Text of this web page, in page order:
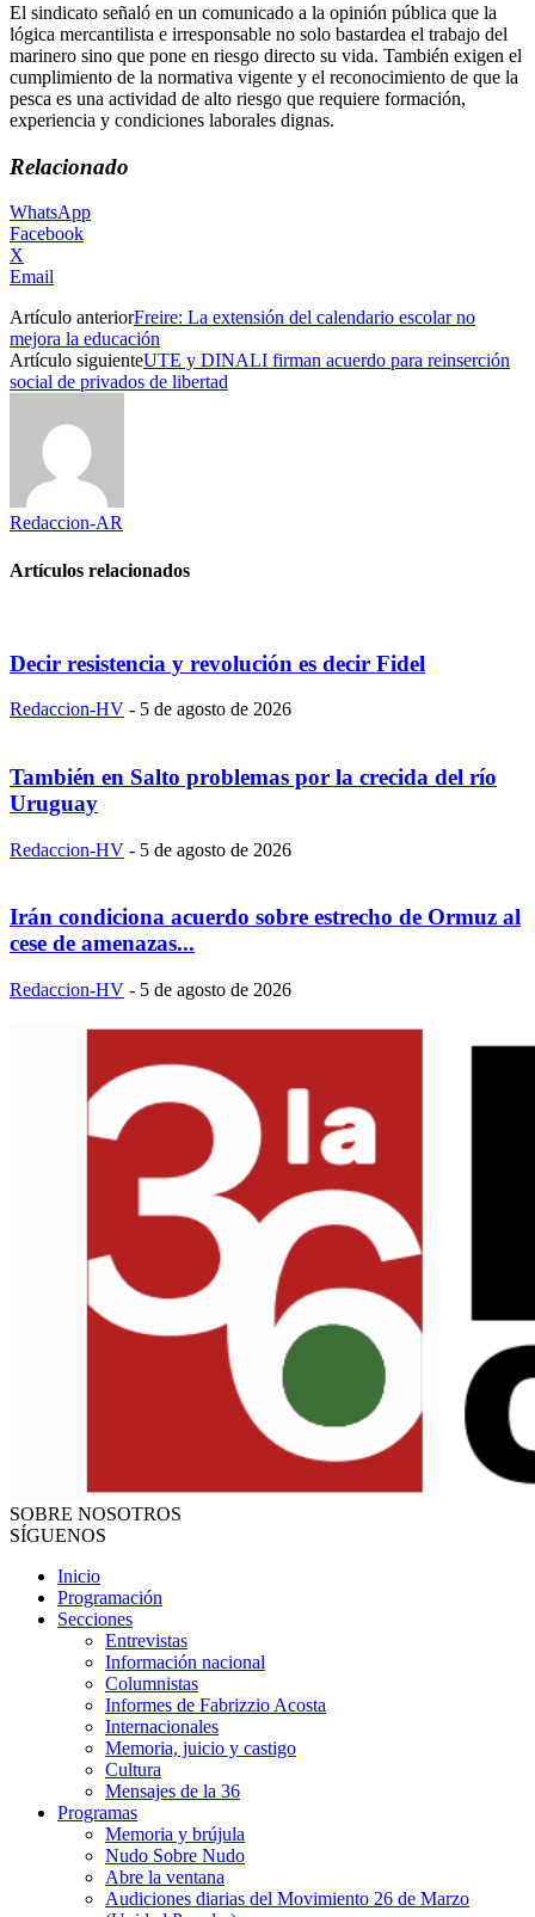
El sindicato señaló en un comunicado a la opinión pública que la
lógica mercantilista e irresponsable no solo bastardea el trabajo del
marinero sino que pone en riesgo directo su vida. También exigen el
cumplimiento de la normativa vigente y el reconocimiento de que la
pesca es una actividad de alto riesgo que requiere formación,
experiencia y condiciones laborales dignas.
Relacionado
WhatsApp
Facebook
X
Email
Artículo anteriorFreire: La extensión del calendario escolar no
mejora la educación
Artículo siguienteUTE y DINALI firman acuerdo para reinserción
social de privados de libertad
Redaccion-AR
Artículos relacionados
Decir resistencia y revolución es decir Fidel
Redaccion-HV - 5 de agosto de 2026
También en Salto problemas por la crecida del río
Uruguay
Redaccion-HV - 5 de agosto de 2026
Irán condiciona acuerdo sobre estrecho de Ormuz al
cese de amenazas...
Redaccion-HV - 5 de agosto de 2026
SOBRE NOSOTROS
SÍGUENOS
Inicio
Programación
Secciones
Entrevistas
Información nacional
Columnistas
Informes de Fabrizzio Acosta
Internacionales
Memoria, juicio y castigo
Cultura
Mensajes de la 36
Programas
Memoria y brújula
Nudo Sobre Nudo
Abre la ventana
Audiciones diarias del Movimiento 26 de Marzo